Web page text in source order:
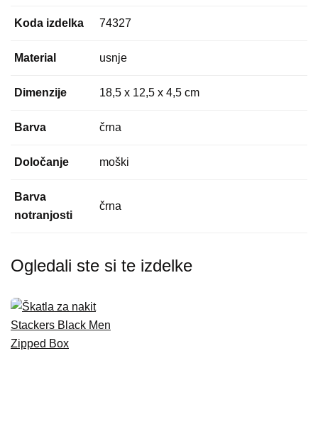
Koda izdelka 74327
Material usnje
Dimenzije 18,5 x 12,5 x 4,5 cm
Barva črna
Določanje moški
Barva
notranjosti
črna
Ogledali ste si te izdelke